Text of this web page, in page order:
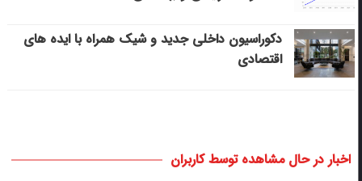
دکوراسیون داخلی جدید و شیک همراه با ایده های
اقتصادی
اخبار در حال مشاهده توسط کاربران